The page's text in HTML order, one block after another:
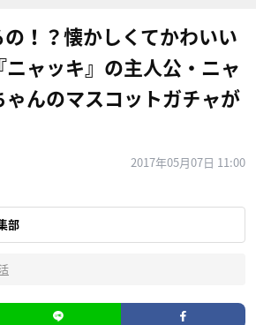
の！？懐かしくてかわいい
ニャッキ』の主人公・ニャ
ゃんのマスコットガチャが
2017年05月07日 11:00
部